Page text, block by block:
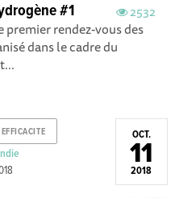
2532
#1
rendez-vous des
dans le cadre du
EFFICACITE OCT.
11
2018